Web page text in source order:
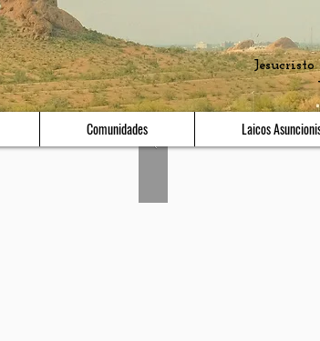
Comunidades Laicos